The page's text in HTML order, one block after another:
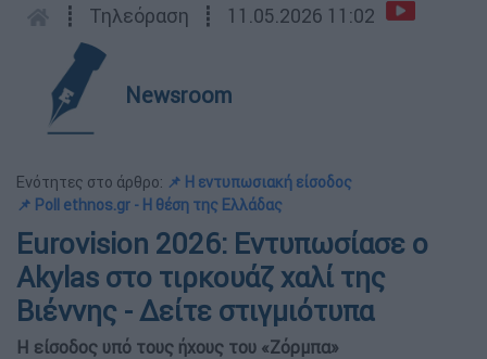
┋ Τηλεόραση ┋ 11.05.2026 11:02
Newsroom
Ενότητες στο άρθρο: 📌 Η εντυπωσιακή είσοδος
📌 Poll ethnos.gr - Η θέση της Ελλάδας
Eurovision 2026: Εντυπωσίασε ο
Akylas στο τιρκουάζ χαλί της
Βιέννης - Δείτε στιγμιότυπα
Η είσοδος υπό τους ήχους του «Ζόρμπα»